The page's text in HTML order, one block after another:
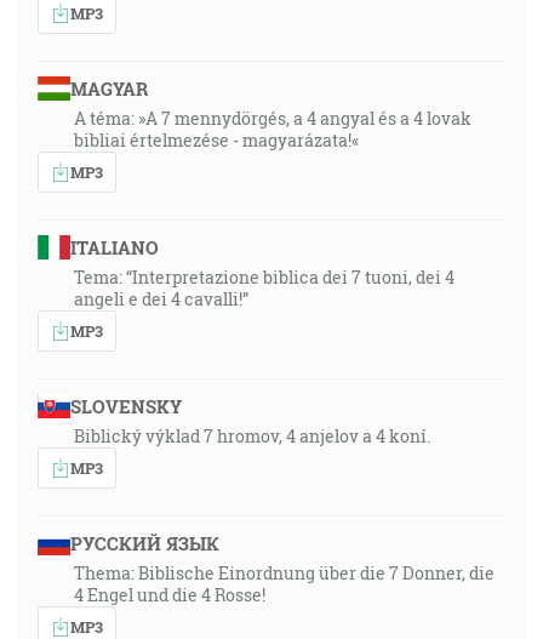
MP3
MAGYAR
A téma: »A 7 mennydörgés, a 4 angyal és a 4 lovak
bibliai értelmezése - magyarázata!«
MP3
ITALIANO
Tema: “Interpretazione biblica dei 7 tuoni, dei 4
angeli e dei 4 cavalli!”
MP3
SLOVENSKY
Biblický výklad 7 hromov, 4 anjelov a 4 koní.
MP3
РУССКИЙ ЯЗЫК
Thema: Biblische Einordnung über die 7 Donner, die
4 Engel und die 4 Rosse!
MP3